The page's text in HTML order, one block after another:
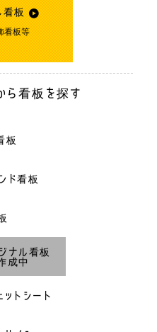
看板
看板等
ら看板を探す
板
ド看板
ナル看板
成中
ットシート